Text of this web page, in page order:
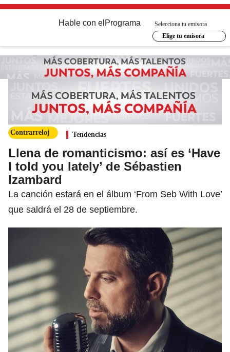
Hable con el Programa
Selecciona tu emisora
Elige tu emisora
Contrarreloj Tendencias
Llena de romanticismo: así es ‘Have
I told you lately’ de Sébastien
Izambard
La canción estará en el álbum ‘From Seb With Love’
que saldrá el 28 de septiembre.